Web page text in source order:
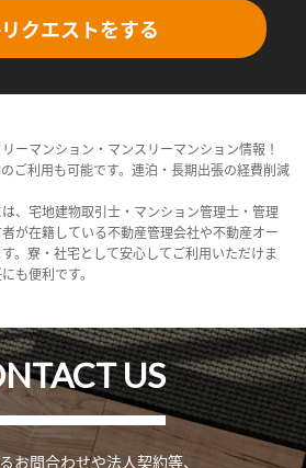
クエストをする
ーマンション・マンスリーマンション情報！
ご利用も可能です。連泊・長期出張の経費削減
、宅地建物取引士・マンション管理士・管理
が在籍している不動産管理会社や不動産オー
。寮・社宅として安心してご利用いただけま
も便利です。
US
お問合わせや法人契約等、